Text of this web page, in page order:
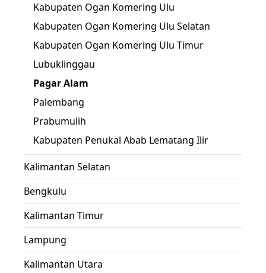
Kabupaten Ogan Komering Ulu
Kabupaten Ogan Komering Ulu Selatan
Kabupaten Ogan Komering Ulu Timur
Lubuklinggau
Pagar Alam
Palembang
Prabumulih
Kabupaten Penukal Abab Lematang Ilir
Kalimantan Selatan
Bengkulu
Kalimantan Timur
Lampung
Kalimantan Utara